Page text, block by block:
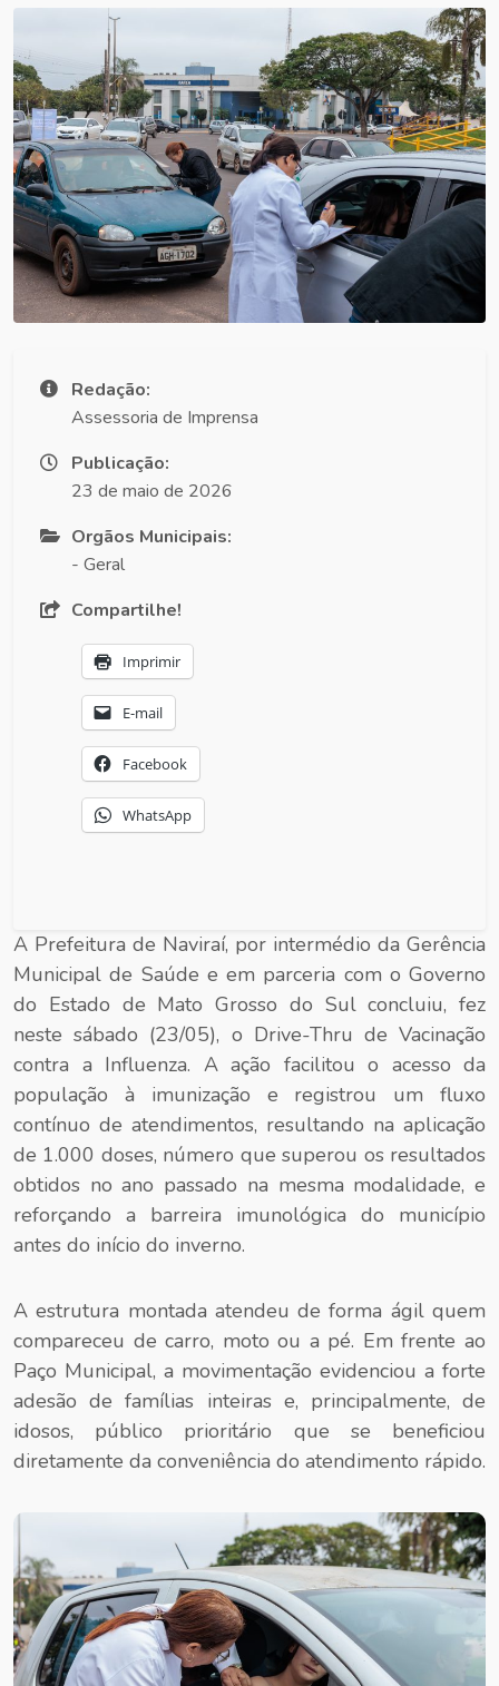
Redação:
Assessoria de Imprensa
Publicação:
23 de maio de 2026
Orgãos Municipais:
- Geral
Compartilhe!
Imprimir
E-mail
Facebook
WhatsApp
A Prefeitura de Naviraí, por intermédio da Gerência
Municipal de Saúde e em parceria com o Governo
do Estado de Mato Grosso do Sul concluiu, fez
neste sábado (23/05), o Drive-Thru de Vacinação
contra a Influenza. A ação facilitou o acesso da
população à imunização e registrou um fluxo
contínuo de atendimentos, resultando na aplicação
de 1.000 doses, número que superou os resultados
obtidos no ano passado na mesma modalidade, e
reforçando a barreira imunológica do município
antes do início do inverno.
A estrutura montada atendeu de forma ágil quem
compareceu de carro, moto ou a pé. Em frente ao
Paço Municipal, a movimentação evidenciou a forte
adesão de famílias inteiras e, principalmente, de
idosos, público prioritário que se beneficiou
diretamente da conveniência do atendimento rápido.